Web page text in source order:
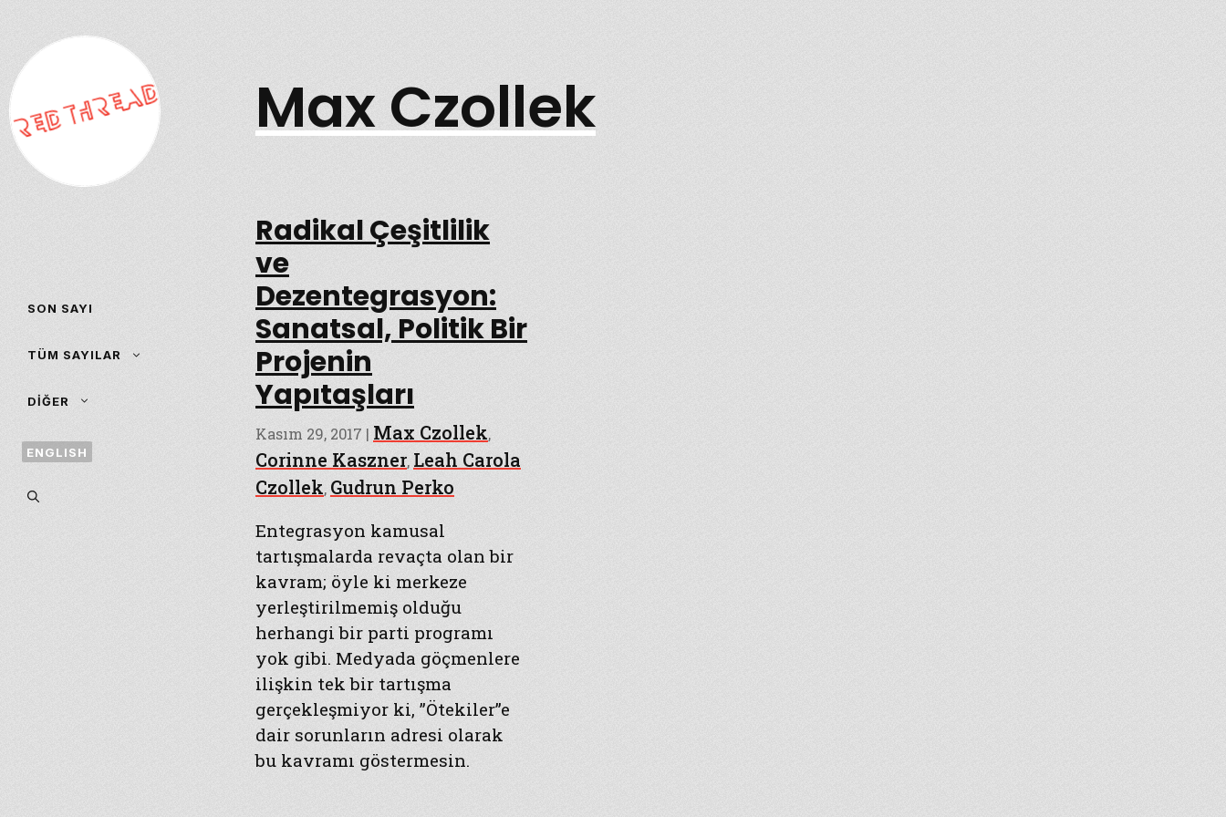
SON SAYI
TÜM SAYILAR
DIĞER
ENGLISH
Max Czollek
Radikal Çeşitlilik
ve
Dezentegrasyon:
Sanatsal, Politik Bir
Projenin
Yapıtaşları
Kasım 29, 2017 | Max Czollek,
Corinne Kaszner, Leah Carola
Czollek, Gudrun Perko
Entegrasyon kamusal
tartışmalarda revaçta olan bir
kavram; öyle ki merkeze
yerleştirilmemiş olduğu
herhangi bir parti programı
yok gibi. Medyada göçmenlere
ilişkin tek bir tartışma
gerçekleşmiyor ki, ”Ötekiler”e
dair sorunların adresi olarak
bu kavramı göstermesin.